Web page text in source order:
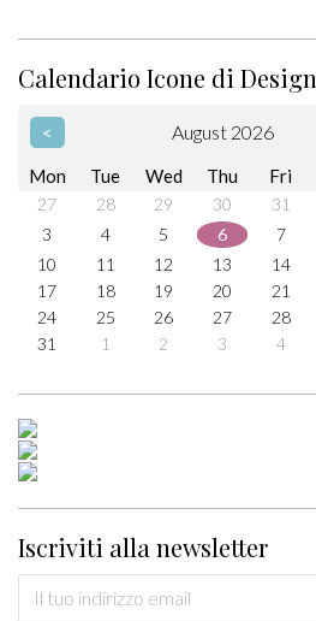
Calendario Icone di Design
< August 2026
Mon Tue Wed Thu Fri
27 28 29 30 31
3
4 5 6 7
10
11 12 13 14
17
18 19 20 21
24
25 26 27 28
31
1 2 3 4
Iscriviti alla newsletter